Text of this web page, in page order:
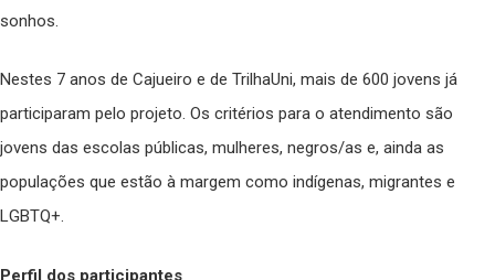
sonhos.
Nestes 7 anos de Cajueiro e de TrilhaUni, mais de 600 jovens já
participaram pelo projeto. Os critérios para o atendimento são
jovens das escolas públicas, mulheres, negros/as e, ainda as
populações que estão à margem como indígenas, migrantes e
LGBTQ+.
Perfil dos participantes